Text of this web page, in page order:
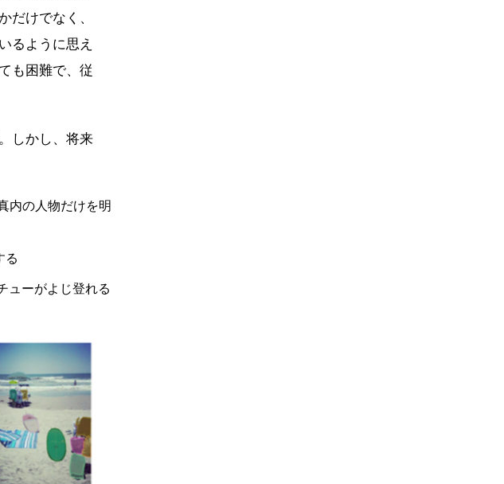
だけでなく、
るように思え
も困難で、従
しかし、将来
内の人物だけを明
る
ューがよじ登れる